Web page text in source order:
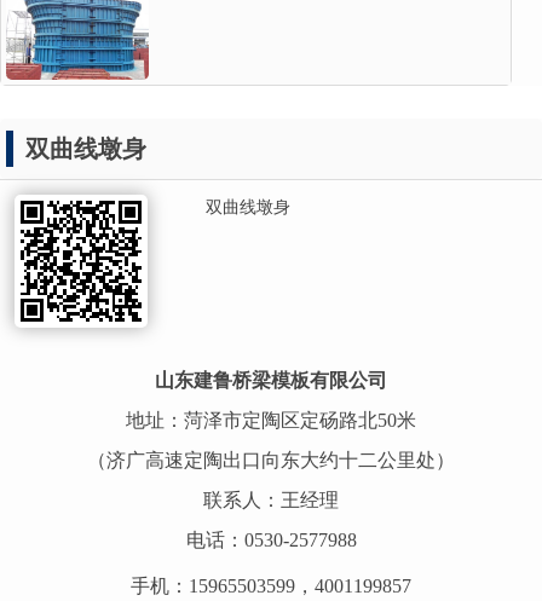
双曲线墩身
双曲线墩身
山东建鲁桥梁模板有限公司
地址：菏泽市定陶区定砀路北50米
（济广高速定陶出口向东大约十二公里处）
联系人：王经理
电话：0530-2577988
手机：15965503599，4001199857